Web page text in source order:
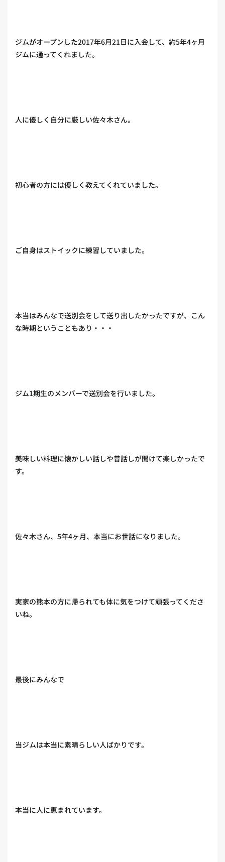
ジムがオープンした2017年6月21日に入会して、約5年4ヶ月
ジムに通ってくれました。
人に優しく自分に厳しい佐々木さん。
初心者の方には優しく教えてくれていました。
ご自身はストイックに練習していました。
本当はみんなで送別会をして送り出したかったですが、こん
な時期ということもあり・・・
ジム1期生のメンバーで送別会を行いました。
美味しい料理に懐かしい話しや昔話しが聞けて楽しかったで
す。
佐々木さん、5年4ヶ月、本当にお世話になりました。
実家の熊本の方に帰られても体に気をつけて頑張ってくださ
いね。
最後にみんなで
当ジムは本当に素晴らしい人ばかりです。
本当に人に恵まれています。